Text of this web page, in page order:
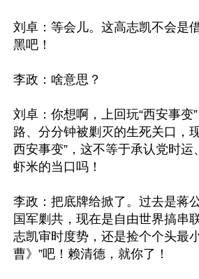
刘卓：等会儿。这高志凯不会是
黑吧！
李政：啥意思？
刘卓：你想啊，上回玩“西安事变
路、分分钟被剿灭的生死关口，
西安事变”，这不等于承认党时运
虾米的当口吗！
李政：把底牌给掀了。过去是蒋
国军剿共，现在是自由世界搞串
志凯审时度势，还是捡个个头最
曹》”吧！赖清德，就你了！